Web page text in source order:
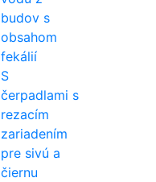
S
čerpadlami s
rezacím
zariadením
pre sivú a
čiernu